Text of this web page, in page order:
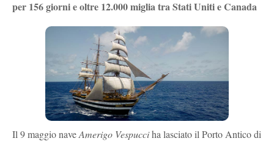
per 156 giorni e oltre 12.000 miglia tra Stati Uniti e Canada
Il 9 maggio naveAmerigo Vespucciha lasciato il Porto Antico di